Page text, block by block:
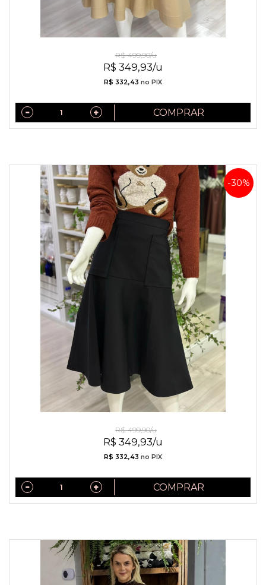
R$ 349,93/u
R$ 499,90/u
R$ 332,43 no PIX
COMPRAR
-30%
R$ 349,93/u
R$ 499,90/u
R$ 332,43 no PIX
COMPRAR